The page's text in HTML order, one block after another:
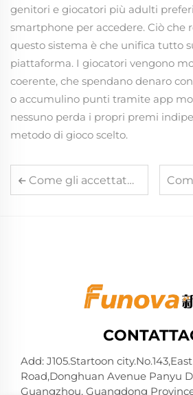
genitori e giocatori più adulti
smartphone per accedere. Ciò che
questo sistema è che unifica tutto
piattaforma. I giocatori vengono
coerente, che spendano denaro
o accumulino punti tramite app
nessuno perda i propri premi
metodo di gioco scelto.
Come gli accettatori di banconote di grande formato gestiscono le banconote di dimensioni eccessive in specifici scenari commerciali
Add: J105.Startoon
Road,Donghuan Avenue Panyu
Guangzhou, Guangdong